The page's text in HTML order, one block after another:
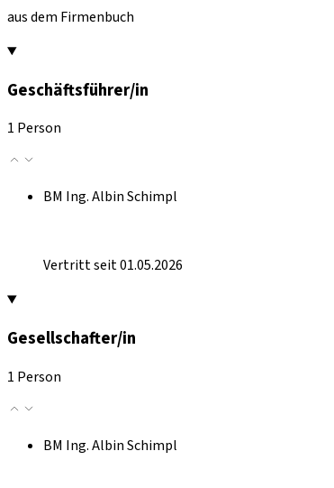
aus dem Firmenbuch
Geschäftsführer/in
1 Person
BM Ing. Albin Schimpl
Vertritt seit 01.05.2026
Gesellschafter/in
1 Person
BM Ing. Albin Schimpl